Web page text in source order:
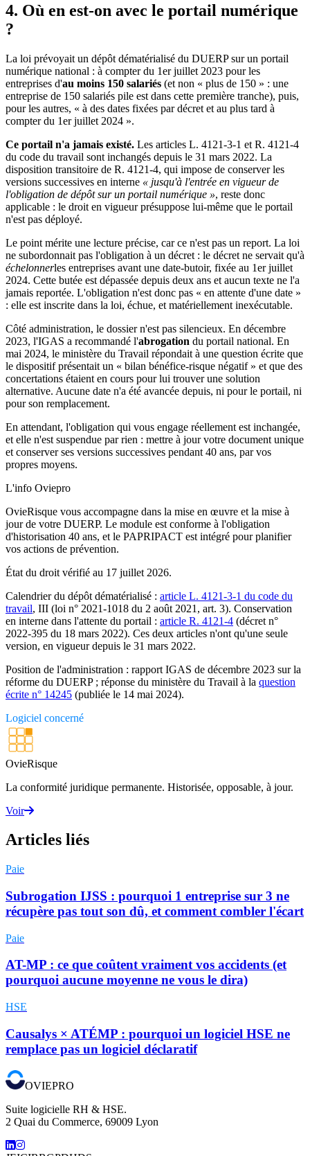
4. Où en est-on avec le portail numérique
?
La loi prévoyait un dépôt dématérialisé du DUERP sur un portail
numérique national : à compter du 1er juillet 2023 pour les
entreprises d'au moins 150 salariés (et non « plus de 150 » : une
entreprise de 150 salariés pile est dans cette première tranche), puis,
pour les autres, « à des dates fixées par décret et au plus tard à
compter du 1er juillet 2024 ».
Ce portail n'a jamais existé. Les articles L. 4121-3-1 et R. 4121-4
du code du travail sont inchangés depuis le 31 mars 2022. La
disposition transitoire de R. 4121-4, qui impose de conserver les
versions successives en interne « jusqu'à l'entrée en vigueur de
l'obligation de dépôt sur un portail numérique », reste donc
applicable : le droit en vigueur présuppose lui-même que le portail
n'est pas déployé.
Le point mérite une lecture précise, car ce n'est pas un report. La loi
ne subordonnait pas l'obligation à un décret : le décret ne servait qu'à
échelonnerles entreprises avant une date-butoir, fixée au 1er juillet
2024. Cette butée est dépassée depuis deux ans et aucun texte ne l'a
jamais reportée. L'obligation n'est donc pas « en attente d'une date »
: elle est inscrite dans la loi, échue, et matériellement inexécutable.
Côté administration, le dossier n'est pas silencieux. En décembre
2023, l'IGAS a recommandé l'abrogation du portail national. En
mai 2024, le ministère du Travail répondait à une question écrite que
le dispositif présentait un « bilan bénéfice-risque négatif » et que des
concertations étaient en cours pour lui trouver une solution
alternative. Aucune date n'a été avancée depuis, ni pour le portail, ni
pour son remplacement.
En attendant, l'obligation qui vous engage réellement est inchangée,
et elle n'est suspendue par rien : mettre à jour votre document unique
et conserver ses versions successives pendant 40 ans, par vos
propres moyens.
L'info Oviepro
OvieRisque vous accompagne dans la mise en œuvre et la mise à
jour de votre DUERP. Le module est conforme à l'obligation
d'historisation 40 ans, et le PAPRIPACT est intégré pour planifier
vos actions de prévention.
État du droit vérifié au 17 juillet 2026.
Calendrier du dépôt dématérialisé : article L. 4121-3-1 du code du
travail, III (loi n° 2021-1018 du 2 août 2021, art. 3). Conservation
en interne dans l'attente du portail : article R. 4121-4 (décret n°
2022-395 du 18 mars 2022). Ces deux articles n'ont qu'une seule
version, en vigueur depuis le 31 mars 2022.
Position de l'administration : rapport IGAS de décembre 2023 sur la
réforme du DUERP ; réponse du ministère du Travail à la question
écrite n° 14245 (publiée le 14 mai 2024).
Logiciel concerné
OvieRisque
La conformité juridique permanente. Historisée, opposable, à jour.
Voir
Articles liés
Paie
Subrogation IJSS : pourquoi 1 entreprise sur 3 ne
récupère pas tout son dû, et comment combler l'écart
Paie
AT-MP : ce que coûtent vraiment vos accidents (et
pourquoi aucune moyenne ne vous le dira)
HSE
Causalys × ATÉMP : pourquoi un logiciel HSE ne
remplace pas un logiciel déclaratif
OVIEPRO
Suite logicielle RH & HSE.
2 Quai du Commerce, 69009 Lyon